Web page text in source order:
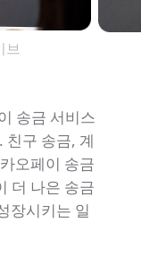
브
송금 서비스
친구 송금, 계
오페이 송금
더 나은 송금
장시키는 일